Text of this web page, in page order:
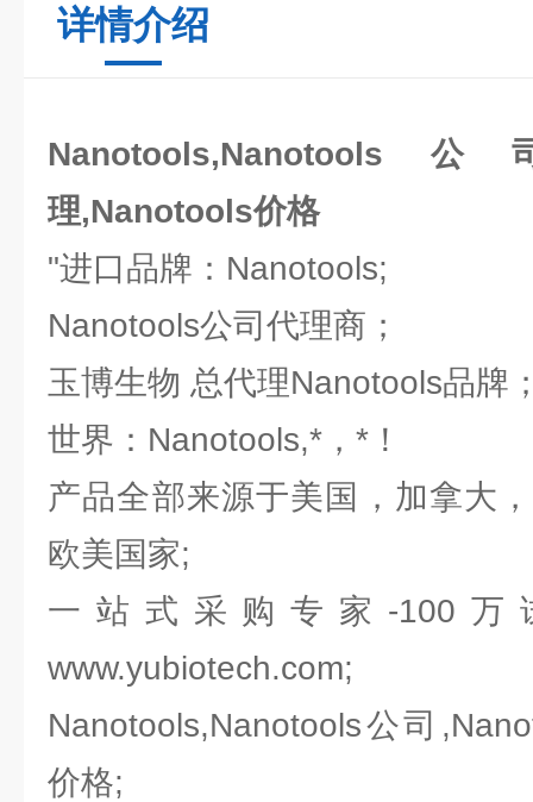
详情介绍
Nanotools,Nanotools
理,Nanotools价格
"进口品牌：Nanotools;
Nanotools公司代理商；
玉博生物 总代理Nanotools品
世界：Nanotools,*，*！
产品全部来源于美国，加拿大
欧美国家;
一站式采购专家-100万
www.yubiotech.com;
Nanotools,Nanotools公司
价格;